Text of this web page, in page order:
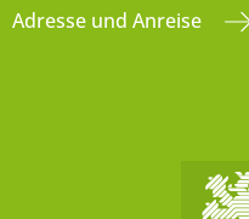
Adresse und Anreise